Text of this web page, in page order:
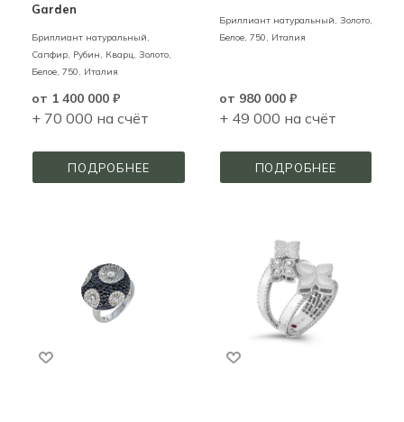
Garden
Бриллиант натуральный,
Сапфир, Рубин, Кварц, Золото,
Белое, 750, Италия
от 1 400 000 ₽
+ 70 000 на счёт
ПОДРОБНЕЕ
Бриллиант натуральный, Золото,
Белое, 750, Италия
от 980 000 ₽
+ 49 000 на счёт
ПОДРОБНЕЕ